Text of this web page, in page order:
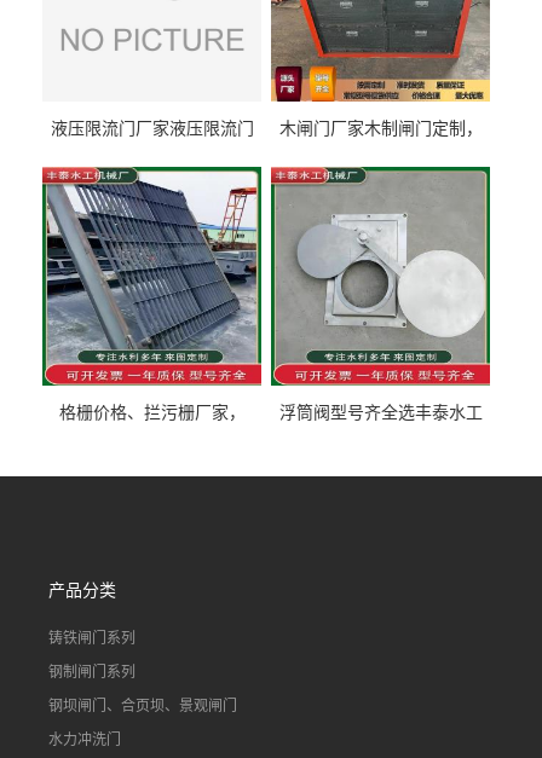
液压限流门厂家液压限流门
泰制造
木闸门厂家木制闸门定制，
型号齐全
格栅价格、拦污栅厂家，
浮筒阀型号齐全选丰泰水工
道水库电站污水处理钢制闸
产品分类
铸铁闸门系列
钢制闸门系列
钢坝闸门、合页坝、景观闸门
水力冲洗门